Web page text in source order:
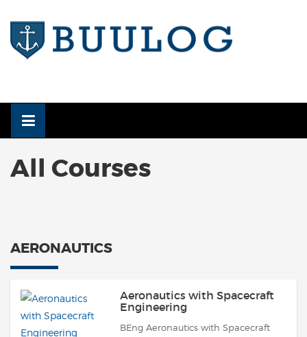
content
All Courses
AERONAUTICS
Aeronautics with Spacecraft
Engineering
BEng Aeronautics with Spacecraft